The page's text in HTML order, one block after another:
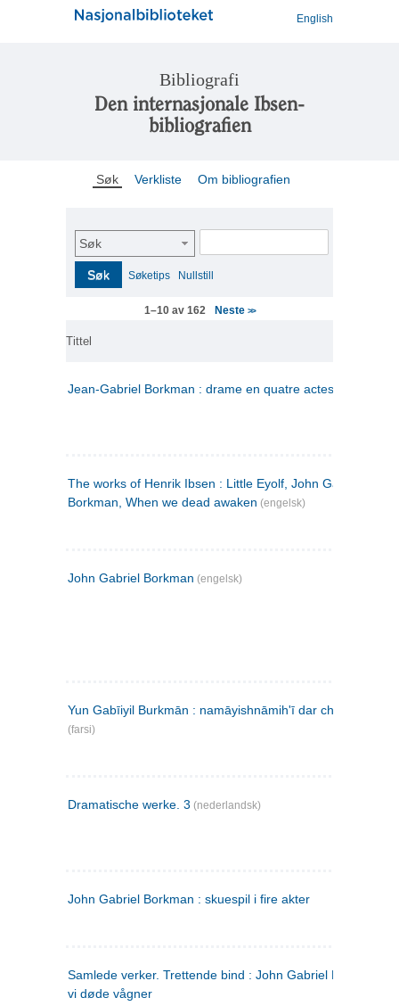
English
Bibliografi
Den internasjonale Ibsen-
bibliografien
Søk Verkliste Om bibliografien
Søk
Søk Søketips Nullstill
1–10 av 162 Neste >>
Tittel
Jean-Gabriel Borkman : drame en quatre actes
The works of Henrik Ibsen : Little Eyolf, John Gabriel
Borkman, When we dead awaken (engelsk)
John Gabriel Borkman (engelsk)
Yun Gabīiyil Burkmān : namāyishnāmihʹī dar chahār pardih
(farsi)
Dramatische werke. 3 (nederlandsk)
John Gabriel Borkman : skuespil i fire akter
Samlede verker. Trettende bind : John Gabriel Borkman ;
vi døde vågner